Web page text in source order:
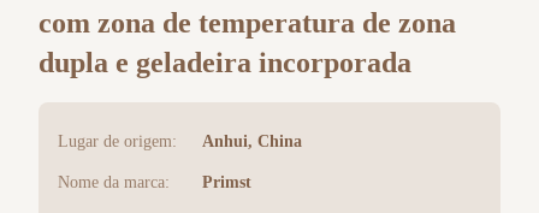
com zona de temperatura de zona
dupla e geladeira incorporada
Lugar de origem: Anhui, China
Nome da marca: Primst